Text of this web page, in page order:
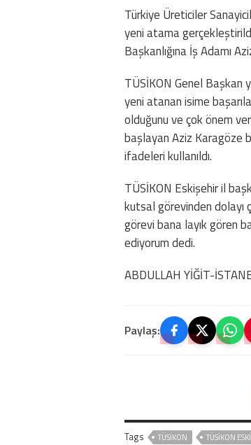
Türkiye Üreticiler
yeni atama
Başkanlığına İş Adamı
TÜSİKON Genel Başkan
yeni atanan isime
olduğunu ve çok önem
başlayan Aziz Karagöze
ifadeleri kullanıldı.
TÜSİKON Eskişehir il
kutsal görevinden dolayı
görevi bana layık gören
ediyorum dedi.
ABDULLAH YİĞİT-
Paylaş:
Tags TÜSİKON TÜSİKON